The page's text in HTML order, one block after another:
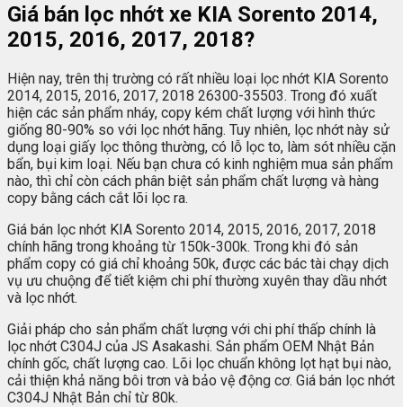
Giá bán lọc nhớt xe KIA Sorento 2014,
2015, 2016, 2017, 2018?
Hiện nay, trên thị trường có rất nhiều loại lọc nhớt KIA Sorento
2014, 2015, 2016, 2017, 2018 26300-35503. Trong đó xuất
hiện các sản phẩm nháy, copy kém chất lượng với hình thức
giống 80-90% so với lọc nhớt hãng. Tuy nhiên, lọc nhớt này sử
dụng loại giấy lọc thông thường, có lỗ lọc to, làm sót nhiều cặn
bẩn, bụi kim loại. Nếu bạn chưa có kinh nghiệm mua sản phẩm
nào, thì chỉ còn cách phân biệt sản phẩm chất lượng và hàng
copy bằng cách cắt lõi lọc ra.
Giá bán lọc nhớt KIA Sorento 2014, 2015, 2016, 2017, 2018
chính hãng trong khoảng từ 150k-300k. Trong khi đó sản
phẩm copy có giá chỉ khoảng 50k, được các bác tài chạy dịch
vụ ưu chuộng để tiết kiệm chi phí thường xuyên thay dầu nhớt
và lọc nhớt.
Giải pháp cho sản phẩm chất lượng với chi phí thấp chính là
lọc nhớt C304J của JS Asakashi. Sản phẩm OEM Nhật Bản
chính gốc, chất lượng cao. Lõi lọc chuẩn không lọt hạt bụi nào,
cải thiện khả năng bôi trơn và bảo vệ động cơ. Giá bán lọc nhớt
C304J Nhật Bản chỉ từ 80k.